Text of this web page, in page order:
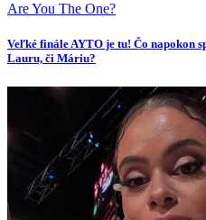
Are You The One?
Veľké finále AYTO je tu! Čo napokon
Lauru, či Máriu?